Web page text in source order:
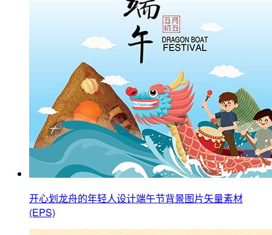
开心划龙舟的年轻人设计端午节背景图片矢量素材
(EPS)